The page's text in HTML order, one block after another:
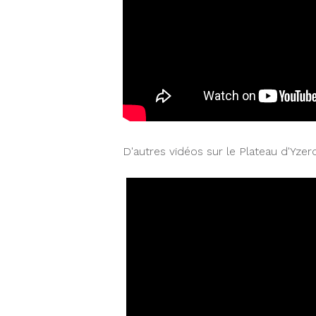
D'autres vidéos sur le Plateau